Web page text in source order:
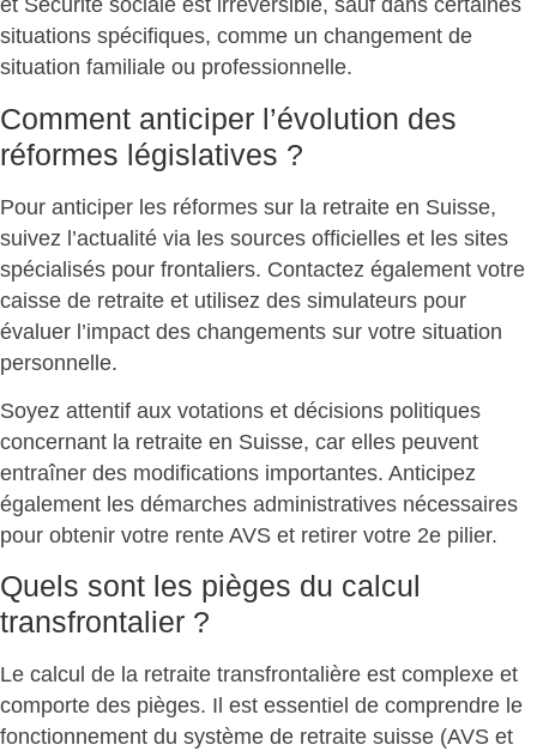
et Sécurité sociale est irréversible, sauf dans certaines
situations spécifiques, comme un changement de
situation familiale ou professionnelle.
Comment anticiper l’évolution des
réformes législatives ?
Pour anticiper les réformes sur la retraite en Suisse,
suivez l’actualité via les sources officielles et les sites
spécialisés pour frontaliers. Contactez également votre
caisse de retraite et utilisez des simulateurs pour
évaluer l’impact des changements sur votre situation
personnelle.
Soyez attentif aux votations et décisions politiques
concernant la retraite en Suisse, car elles peuvent
entraîner des modifications importantes. Anticipez
également les démarches administratives nécessaires
pour obtenir votre rente AVS et retirer votre 2e pilier.
Quels sont les pièges du calcul
transfrontalier ?
Le calcul de la retraite transfrontalière est complexe et
comporte des pièges. Il est essentiel de comprendre le
fonctionnement du système de retraite suisse (AVS et